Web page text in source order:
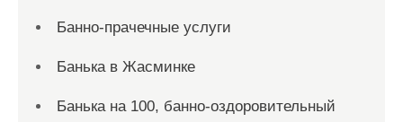
Банно-прачечные услуги
Банька в Жасминке
Банька на 100, банно-оздоровительный